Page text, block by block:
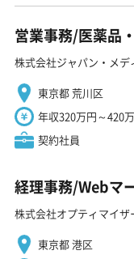
営業事務/医薬品
株式会社ジャパン・メ
東京都 荒川区
年収320万円～420
契約社員
経理事務/Webマ
株式会社オプティマイザ
東京都 港区